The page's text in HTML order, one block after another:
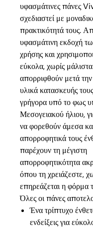
υφασμάτινες πάνες
σχεδιαστεί με
πρακτικότητά τους.
υφασμάτινη εκδοχή
χρήσης και
εύκολα, χωρίς
απορριφθούν μετά
υλικά κατασκευής
γρήγορα υπό το φως
Μεσογειακού ήλιου,
να φορεθούν άμεσα
απορροφητικά τους
παρέχουν τη μέγιστη
απορροφητικότητα
όπου τη χρειάζεστε,
επηρεάζεται η φόρμα
Όλες οι πάνες
Ένα τρίπτυχο
ενδείξεις για